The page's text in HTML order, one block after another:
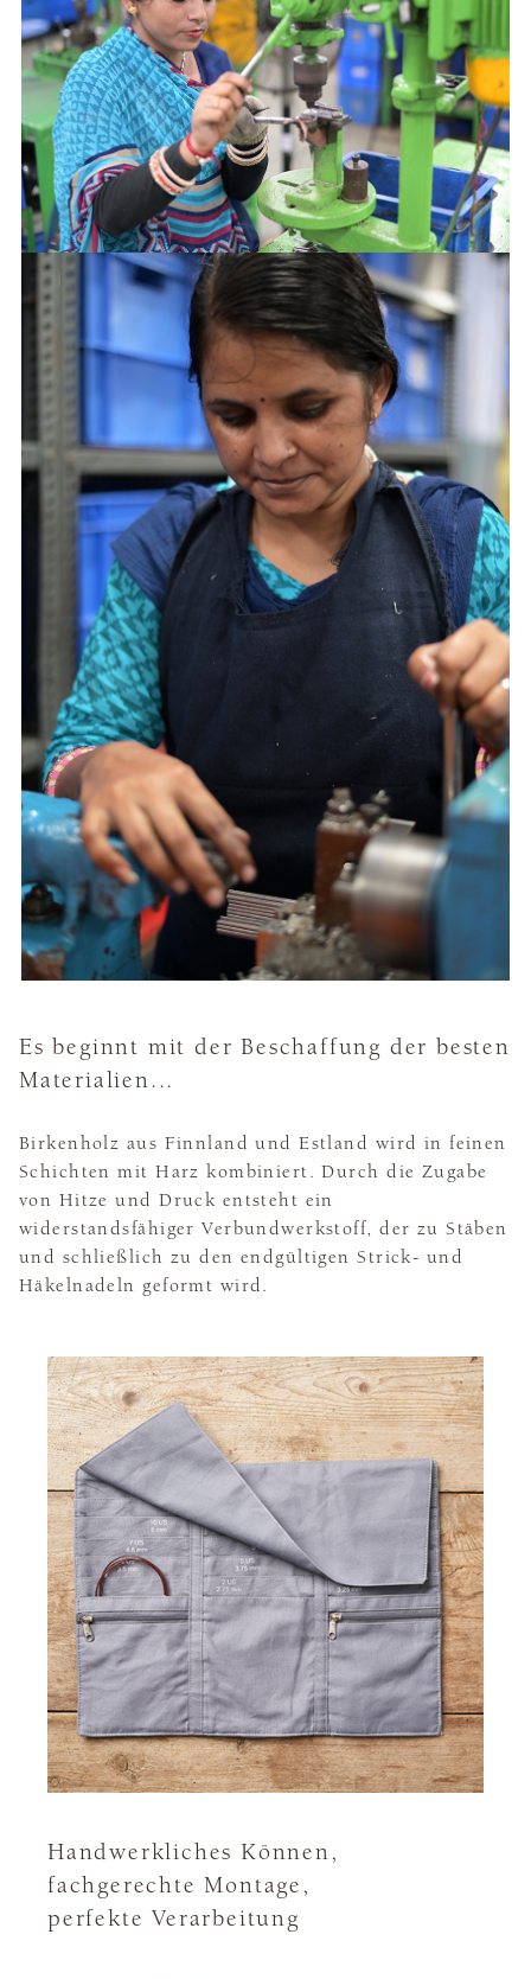
Es beginnt mit der Beschaffung der besten
Materialien...
Birkenholz aus Finnland und Estland wird in feinen
Schichten mit Harz kombiniert. Durch die Zugabe
von Hitze und Druck entsteht ein
widerstandsfähiger Verbundwerkstoff, der zu Stäben
und schließlich zu den endgültigen Strick- und
Häkelnadeln geformt wird.
Handwerkliches Können,
fachgerechte Montage,
perfekte Verarbeitung